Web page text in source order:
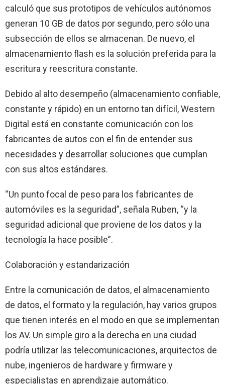
calculó que sus prototipos de vehículos autónomos
generan 10 GB de datos por segundo, pero sólo una
subsección de ellos se almacenan. De nuevo, el
almacenamiento flash es la solución preferida para la
escritura y reescritura constante.
Debido al alto desempeño (almacenamiento confiable,
constante y rápido) en un entorno tan difícil, Western
Digital está en constante comunicación con los
fabricantes de autos con el fin de entender sus
necesidades y desarrollar soluciones que cumplan
con sus altos estándares.
“Un punto focal de peso para los fabricantes de
automóviles es la seguridad”, señala Ruben, “y la
seguridad adicional que proviene de los datos y la
tecnología la hace posible”.
Colaboración y estandarización
Entre la comunicación de datos, el almacenamiento
de datos, el formato y la regulación, hay varios grupos
que tienen interés en el modo en que se implementan
los AV. Un simple giro a la derecha en una ciudad
podría utilizar las telecomunicaciones, arquitectos de
nube, ingenieros de hardware y firmware y
especialistas en aprendizaje automático.